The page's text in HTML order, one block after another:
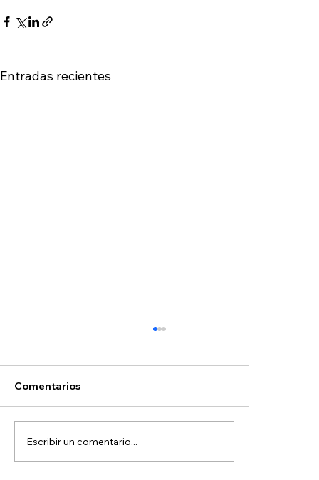
Entradas recientes
Comentarios
Escribir un comentario...